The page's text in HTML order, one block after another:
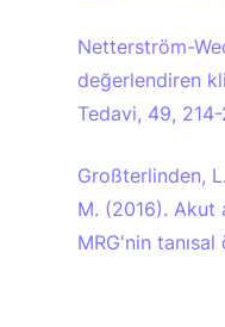
Netterström-
değerlendiren
Tedavi, 49,
Großterlinden,
M. (2016). Akut
MRG'nin